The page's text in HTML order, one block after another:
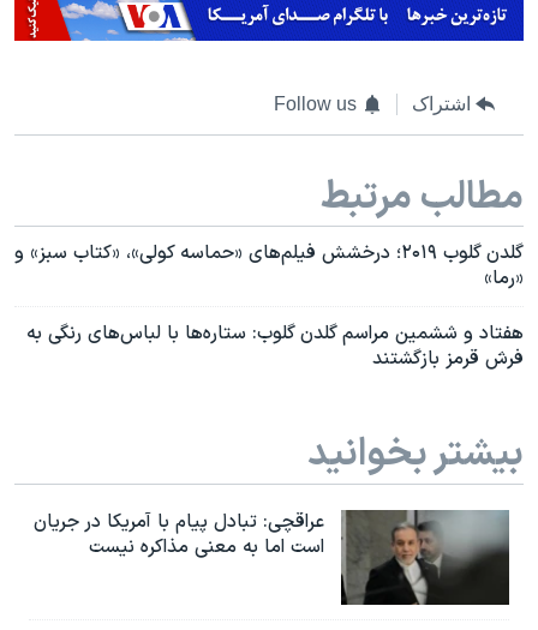
اشتراک Follow us
مطالب مرتبط
گلدن گلوب ۲۰۱۹؛ درخشش فیلم‌های «حماسه کولی»، «کتاب سبز» و
«رما»
هفتاد و ششمین مراسم گلدن گلوب: ستاره‌ها با لباس‌های رنگی به
فرش قرمز بازگشتند
بیشتر بخوانید
عراقچی: تبادل پیام با آمریکا در جریان
است اما به معنی مذاکره نیست